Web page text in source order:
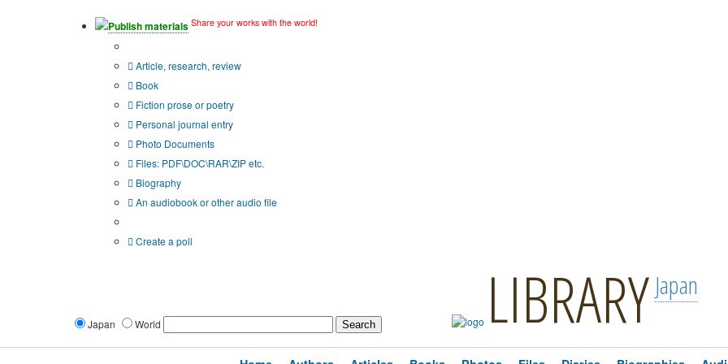
Publish materials Share your works with the world!
Article, research, review
Book
Fiction prose or poetry
Personal journal entry
Photo Documents
Files: PDF\DOC\RAR\ZIP etc.
Biography
An audiobook or other audio file
Create a poll
Japan World LIBRARY Japan